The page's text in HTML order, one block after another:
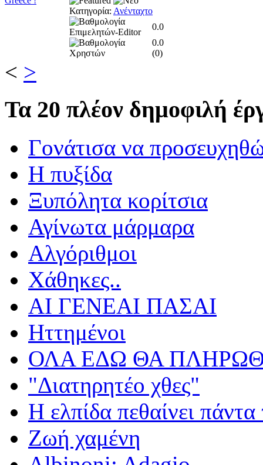
Κατηγορία: Ανένταχτο
0.0
0.0
(0)
< >
Τα 20 πλέον δημοφιλή
Γονάτισα να
Η πυξίδα
Ξυπόλητα κορίτσια
Αγίνωτα μάρμαρα
Αλγόριθμοι
Χάθηκες..
ΑΙ ΓΕΝΕΑΙ ΠΑΣΑΙ
Ηττημένοι
ΟΛΑ ΕΔΩ ΘΑ
"Διατηρητέο χθες"
Η ελπίδα πεθαίνει πάντα
Ζωή χαμένη